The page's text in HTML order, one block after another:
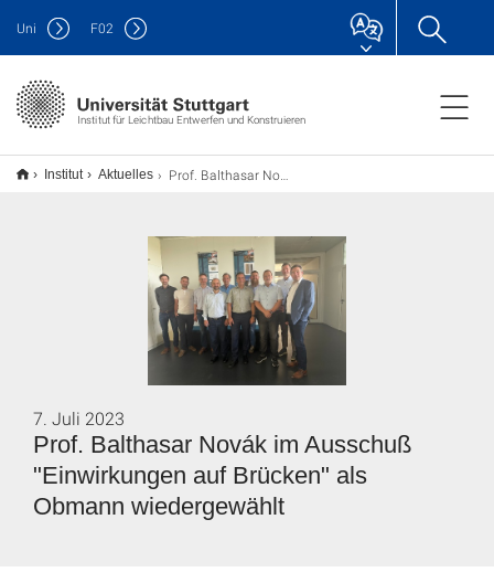
Institut für Leichtbau Entwerfen und Konstruieren
Uni F02
Institut Aktuelles Prof. Balthasar Novák im Ausschuß "Einwirkungen auf Brücken" als Obmann wiedergewählt
Prof. Balthasar Novák im Ausschuß
"Einwirkungen auf Brücken" als
Obmann wiedergewählt
7. Juli 2023